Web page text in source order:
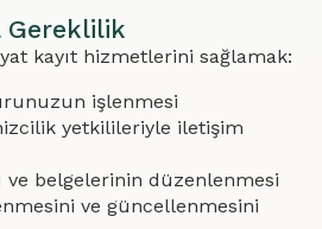
Gereklilik
kayıt hizmetlerini sağlamak:
işlenmesi
yetkilileriyle iletişim
ve belgelerinin düzenlenmesi
ve güncellenmesini